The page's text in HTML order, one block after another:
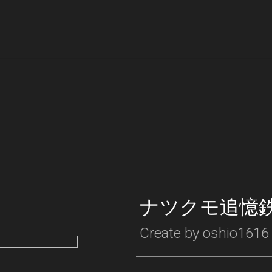
ナツクモ追憶
Create byoshio1616